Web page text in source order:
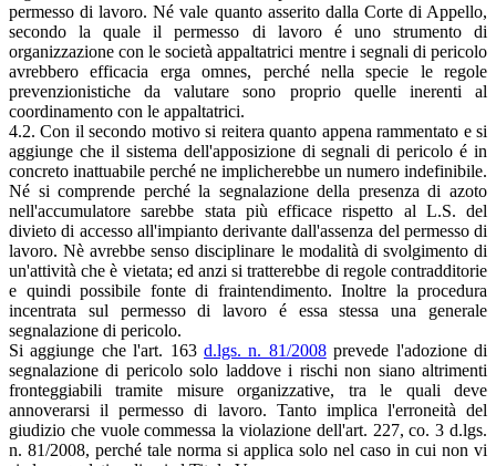
permesso di lavoro. Né vale quanto asserito dalla Corte di Appello,
secondo la quale il permesso di lavoro é uno strumento di
organizzazione con le società appaltatrici mentre i segnali di pericolo
avrebbero efficacia erga omnes, perché nella specie le regole
prevenzionistiche da valutare sono proprio quelle inerenti al
coordinamento con le appaltatrici.
4.2. Con il secondo motivo si reitera quanto appena rammentato e si
aggiunge che il sistema dell'apposizione di segnali di pericolo é in
concreto inattuabile perché ne implicherebbe un numero indefinibile.
Né si comprende perché la segnalazione della presenza di azoto
nell'accumulatore sarebbe stata più efficace rispetto al L.S. del
divieto di accesso all'impianto derivante dall'assenza del permesso di
lavoro. Nè avrebbe senso disciplinare le modalità di svolgimento di
un'attività che è vietata; ed anzi si tratterebbe di regole contradditorie
e quindi possibile fonte di fraintendimento. Inoltre la procedura
incentrata sul permesso di lavoro é essa stessa una generale
segnalazione di pericolo.
Si aggiunge che l'art. 163 d.lgs. n. 81/2008prevede l'adozione di
segnalazione di pericolo solo laddove i rischi non siano altrimenti
fronteggiabili tramite misure organizzative, tra le quali deve
annoverarsi il permesso di lavoro. Tanto implica l'erroneità del
giudizio che vuole commessa la violazione dell'art. 227, co. 3 d.lgs.
n. 81/2008, perché tale norma si applica solo nel caso in cui non vi